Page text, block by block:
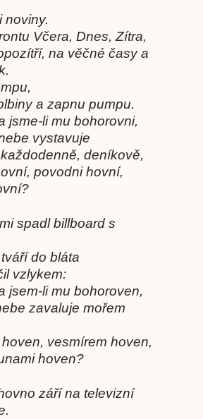
noviny.
Včera, Dnes, Zítra,
na věčné časy a
a zapnu pumpu.
jsme-li mu bohorovni,
vystavuje
deníkově,
povodni hovní,
spadl billboard s
do bláta
vzlykem:
jsem-li mu bohoroven,
zavaluje mořem
vesmírem hoven,
hoven?
září na televizní